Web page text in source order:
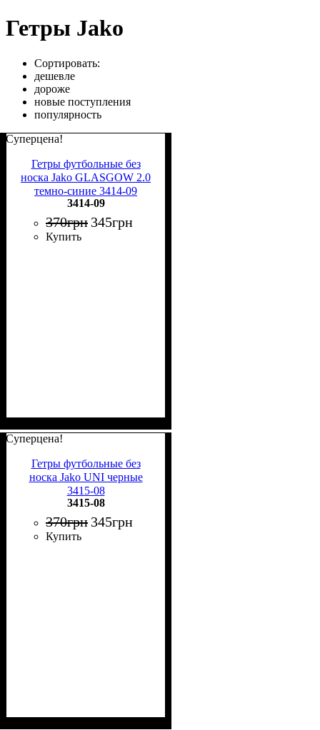
Гетры Jako
Сортировать:
дешевле
дороже
новые поступления
популярность
Суперцена!
Гетры футбольные без
носка Jako GLASGOW 2.0
темно-синие 3414-09
3414-09
370грн 345грн
Купить
Суперцена!
Гетры футбольные без
носка Jako UNI черные
3415-08
3415-08
370грн 345грн
Купить